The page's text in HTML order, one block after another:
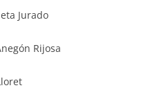
Jurado
Rijosa